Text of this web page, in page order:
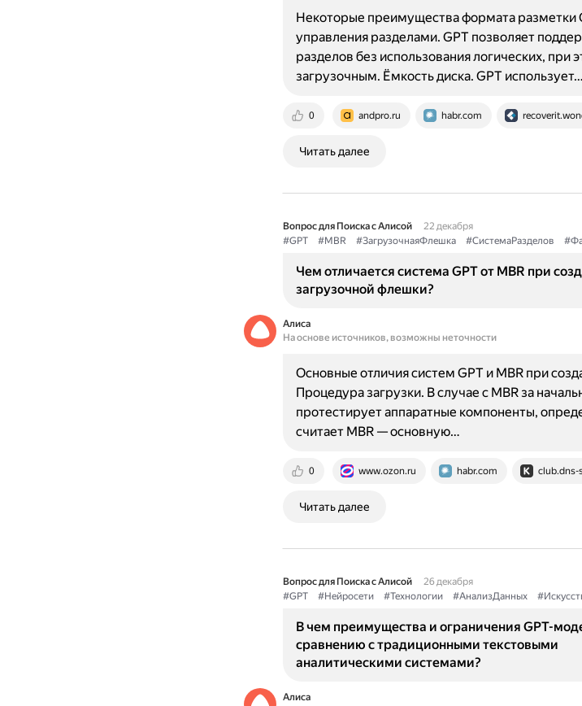
0 andpro.ru habr.com
Некоторые преимущества формата разметки
управления разделами. GPT позволяет
разделов без использования логических,
загрузочным. Ёмкость диска. GPT использует…
Читать далее
Вопрос для Поиска с Алисой
22 декабря
#GPT
#MBR #ЗагрузочнаяФлешка #СистемаРазделов
Чем отличается система GPT от MBR при
загрузочной флешки?
Алиса
На основе источников, возможны неточности
0 www.ozon.ru habr.com club.dns-
Основные отличия систем GPT и MBR при
Процедура загрузки. В случае с MBR за
протестирует аппаратные компоненты,
считает MBR — основную…
Читать далее
Вопрос для Поиска с Алисой
26 декабря
#GPT
#Нейросети #Технологии #АнализДанных
В чем преимущества и ограничения GPT-
сравнению с традиционными текстовыми
аналитическими системами?
Алиса